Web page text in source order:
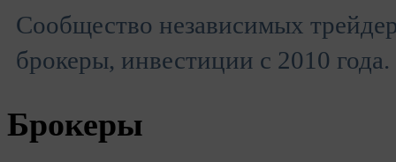
Сообщество независимых
брокеры, инвестиции с 2010 года.
Брокеры